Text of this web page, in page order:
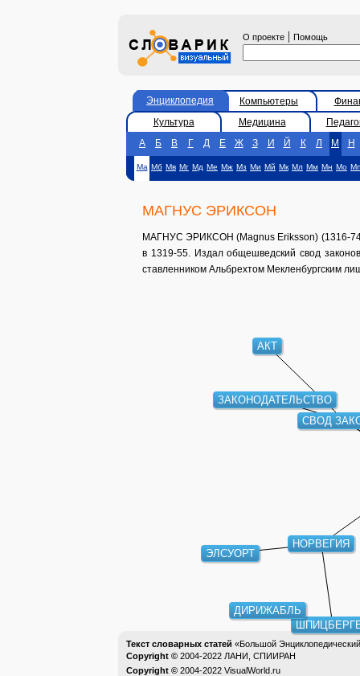
О проекте | Помощь
Энциклопедия Компьютеры
Культура
Медицина
А
Б В Г Д Е Ж З И Й К Л М Н
Ма Мб Мв Мг Мд Ме Мж Мз Ми Мй Мк Мл Мм Мн Мо Мп
МАГНУС ЭРИКСОН
МАГНУС ЭРИКСОН (Magnus Eriksson) (1316-
в 1319-55. Издал общешведский свод
ставленником Альбрехтом Мекленбургским
СВОД
НОРВЕГИЯ
ЗАКОНОДАТЕЛЬСТВО
АКТ
ЭЛСУОРТ
ДИРИЖАБЛЬ
Текст словарных статей «Большой
Copyright © 2004-2022 ЛАНИ, СПИИРАН
Copyright © 2004-2022 VisualWorld.ru